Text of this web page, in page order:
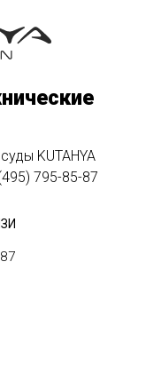
KUTAHYA
795-85-87